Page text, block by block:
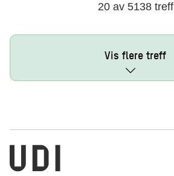
20av 5138treff
Vis flere treff
Utlendingsdirektoratet